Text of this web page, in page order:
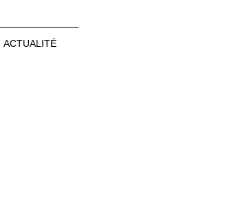
ACTUALITÉ